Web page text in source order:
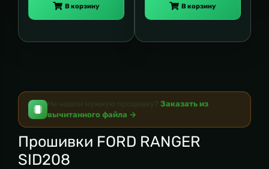
В корзину В корзину
Не нашли нужную прошивку? Заказать из
вычитанного файла →
Прошивки FORD RANGER
SID208